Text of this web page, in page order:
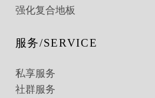
强化复合地板
服务/SERVICE
私享服务
社群服务